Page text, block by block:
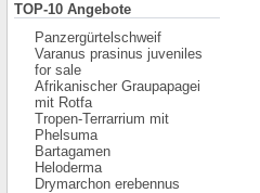
TOP-10 Angebote
Panzergürtelschweif
Varanus prasinus juveniles
for sale
Afrikanischer Graupapagei
mit Rotfa
Tropen-Terrarrium mit
Phelsuma
Bartagamen
Heloderma
Drymarchon erebennus